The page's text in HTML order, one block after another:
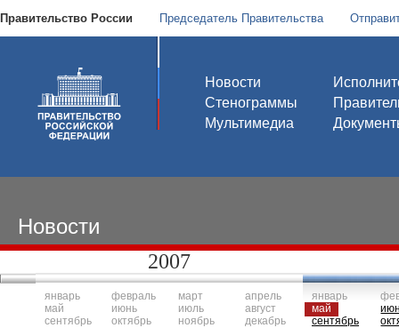
Правительство России Председатель Правительства
Новости
Стенограммы
Мультимедиа
Новости
2007
январь
май
сентябрь
февраль
июнь
октябрь
март
июль
ноябрь
апрель
август
декабрь
январь
май
сентябрь